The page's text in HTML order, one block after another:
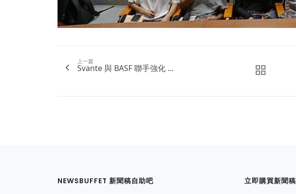
上一篇
Svante 與 BASF 聯手強化 ...
NEWSBUFFET 新聞稿自助吧 立即購買新聞